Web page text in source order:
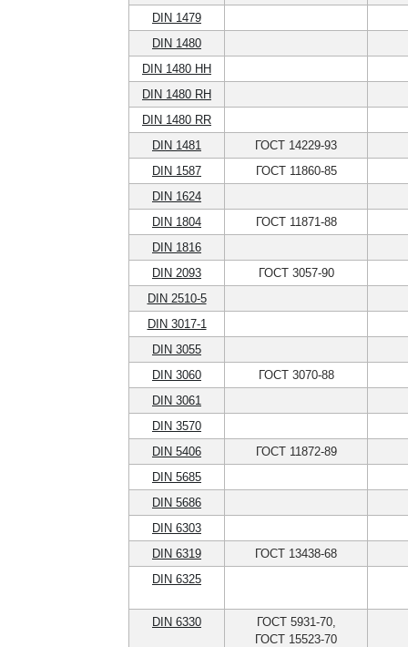
DIN 1479
DIN 1480
DIN 1480 HH
DIN 1480 RH
DIN 1480 RR
DIN 1481
ГОСТ 14229-93
DIN 1587
ГОСТ 11860-85
DIN 1624
DIN 1804
ГОСТ 11871-88
DIN 1816
DIN 2093
ГОСТ 3057-90
DIN 2510-5
DIN 3017-1
DIN 3055
DIN 3060
ГОСТ 3070-88
DIN 3061
DIN 3570
DIN 5406
ГОСТ 11872-89
DIN 5685
DIN 5686
DIN 6303
DIN 6319
ГОСТ 13438-68
DIN 6325
DIN 6330
ГОСТ 5931-70,
ГОСТ 15523-70